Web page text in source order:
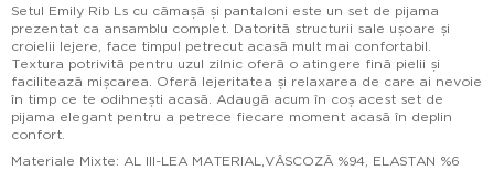
Setul Emily Rib Ls cu cămașă și pantaloni este un set de pijama
prezentat ca ansamblu complet. Datorită structurii sale ușoare și
croielii lejere, face timpul petrecut acasă mult mai confortabil.
Textura potrivită pentru uzul zilnic oferă o atingere fină pielii și
facilitează mișcarea. Oferă lejeritatea și relaxarea de care ai nevoie
în timp ce te odihnești acasă. Adaugă acum în coș acest set de
pijama elegant pentru a petrece fiecare moment acasă în deplin
confort.
Materiale Mixte: AL III-LEA MATERIAL,VÂSCOZĂ %94, ELASTAN %6